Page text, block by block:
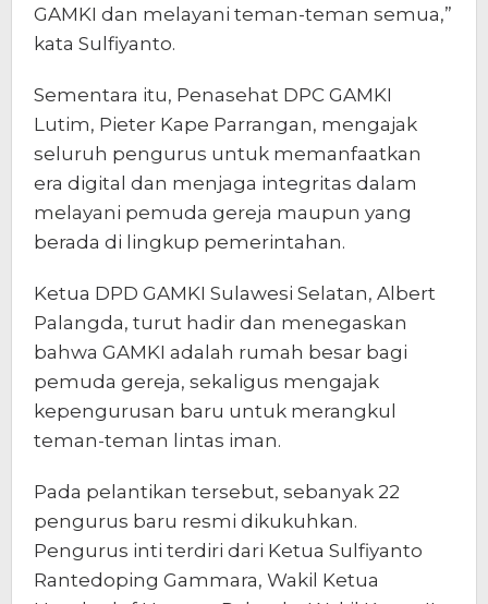
GAMKI dan melayani teman-teman semua,”
kata Sulfiyanto.
Sementara itu, Penasehat DPC GAMKI
Lutim, Pieter Kape Parrangan, mengajak
seluruh pengurus untuk memanfaatkan
era digital dan menjaga integritas dalam
melayani pemuda gereja maupun yang
berada di lingkup pemerintahan.
Ketua DPD GAMKI Sulawesi Selatan, Albert
Palangda, turut hadir dan menegaskan
bahwa GAMKI adalah rumah besar bagi
pemuda gereja, sekaligus mengajak
kepengurusan baru untuk merangkul
teman-teman lintas iman.
Pada pelantikan tersebut, sebanyak 22
pengurus baru resmi dikukuhkan.
Pengurus inti terdiri dari Ketua Sulfiyanto
Rantedoping Gammara, Wakil Ketua